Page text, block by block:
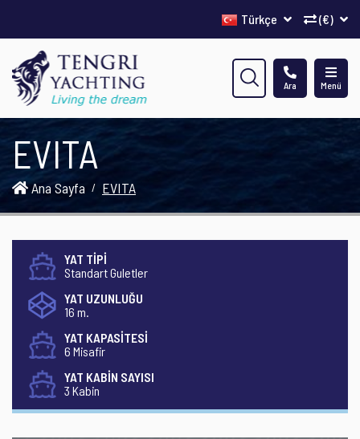
(€)
Türkçe
Menü
Ara
EVITA
Ana Sayfa EVITA
YAT TİPİ
Standart Guletler
YAT UZUNLUĞU
16 m.
YAT KAPASİTESİ
6 Misafir
YAT KABİN SAYISI
3 Kabin